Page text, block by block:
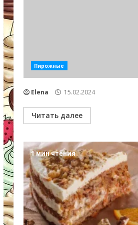
Пирожные
Elena 15.02.2024
Читать далее
1 мин чтения